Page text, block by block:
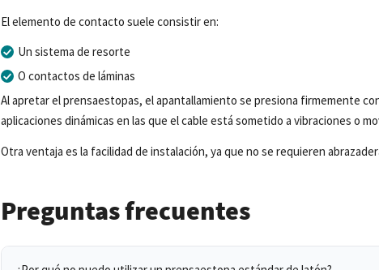
El elemento de contacto suele consistir en:
Un sistema de resorte
O contactos de láminas
Al apretar el prensaestopas, el apantallamiento se presiona firmemente
aplicaciones dinámicas en las que el cable está sometido a vibraciones o
Otra ventaja es la facilidad de instalación, ya que no se requieren
Preguntas frecuentes